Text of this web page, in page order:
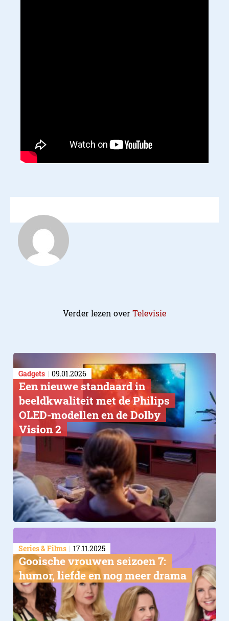
Verder lezen overTelevisie
Gadgets 09.01.2026
Een nieuwe standaard in
beeldkwaliteit met de Philips
OLED-modellen en de Dolby
Vision 2
Series & Films 17.11.2025
Gooische vrouwen seizoen 7:
humor, liefde en nog meer drama